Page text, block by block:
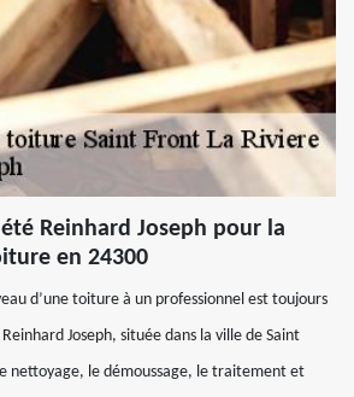
Reinhard Joseph pour la
en 24300
d’une toiture à un professionnel est toujours
Joseph, située dans la ville de Saint
nettoyage, le démoussage, le traitement et